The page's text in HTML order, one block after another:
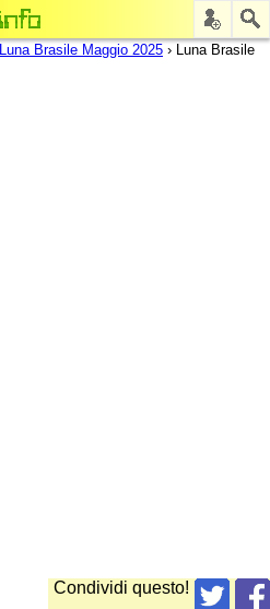
Luna Brasile Maggio 2025 › Luna Brasile
Condividi questo!